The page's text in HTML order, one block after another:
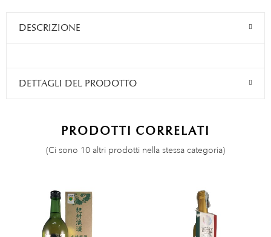
DESCRIZIONE
DETTAGLI DEL PRODOTTO
PRODOTTI CORRELATI
(Ci sono 10 altri prodotti nella stessa categoria)